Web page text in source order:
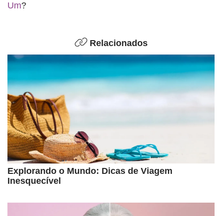
Um?
Relacionados
Explorando o Mundo: Dicas de Viagem
Inesquecível